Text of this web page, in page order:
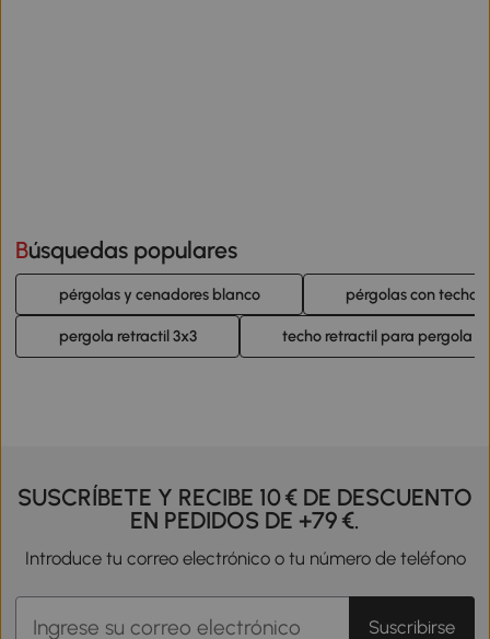
Búsquedas populares
pérgolas y cenadores blanco pérgolas con techo
pergola retractil 3x3 techo retractil para pergola
SUSCRÍBETE Y RECIBE 10 € DE DESCUENTO
EN PEDIDOS DE +79 €.
Introduce tu correo electrónico o tu número de teléfono
Suscribirse